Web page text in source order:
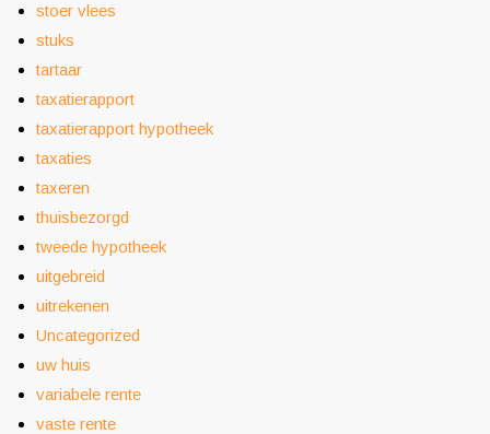
stoer vlees
stuks
tartaar
taxatierapport
taxatierapport hypotheek
taxaties
taxeren
thuisbezorgd
tweede hypotheek
uitgebreid
uitrekenen
Uncategorized
uw huis
variabele rente
vaste rente